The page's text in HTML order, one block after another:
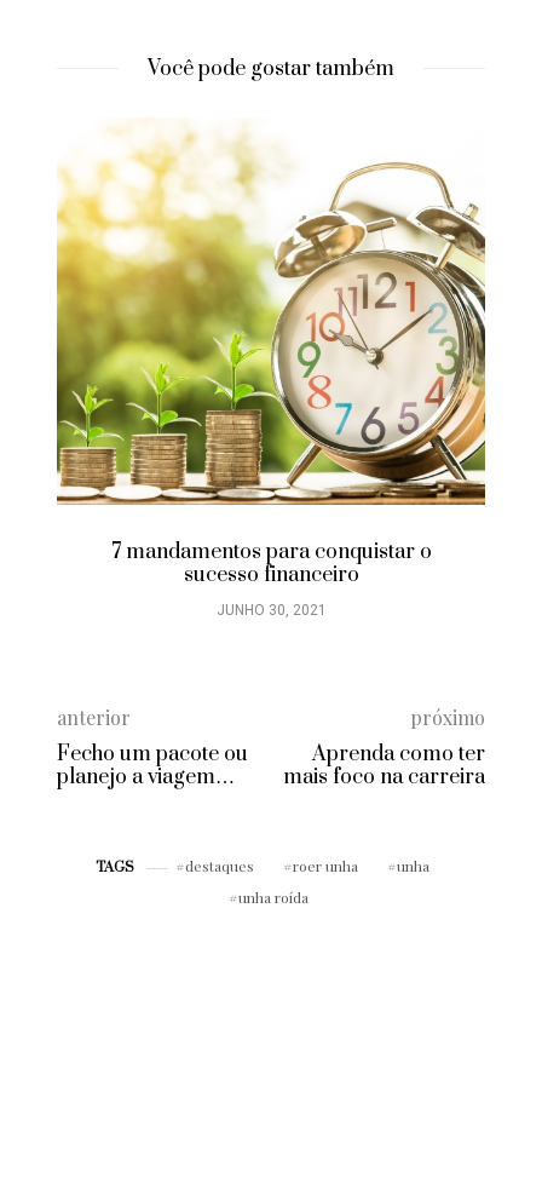
Você pode gostar também
7 mandamentos para conquistar o
sucesso financeiro
JUNHO 30, 2021
anterior
Fecho um pacote ou
planejo a viagem
próximo
Aprenda como ter
mais foco na carreira
TAGS destaques roer unha
unha
unha roída